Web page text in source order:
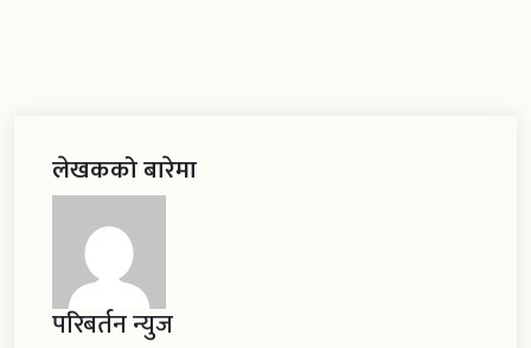
लेखकको बारेमा
परिबर्तन न्युज